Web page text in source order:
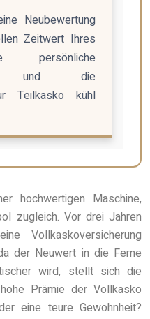
Neubewertung
Zeitwert Ihres
persönliche
und die
Teilkasko kühl
hochwertigen Maschine,
zugleich. Vor drei Jahren
Vollkaskoversicherung
der Neuwert in die Ferne
wird, stellt sich die
Prämie der Vollkasko
eine teure Gewohnheit?